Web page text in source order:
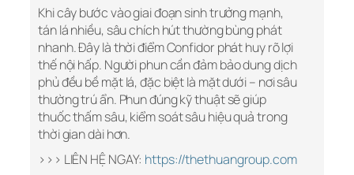
Khi cây bước vào giai đoạn sinh trưởng mạnh,
tán lá nhiều, sâu chích hút thường bùng phát
nhanh. Đây là thời điểm Confidor phát huy rõ lợi
thế nội hấp. Người phun cần đảm bảo dung dịch
phủ đều bề mặt lá, đặc biệt là mặt dưới – nơi sâu
thường trú ẩn. Phun đúng kỹ thuật sẽ giúp
thuốc thấm sâu, kiểm soát sâu hiệu quả trong
thời gian dài hơn.
>>> LIÊN HỆ NGAY: https://thethuangroup.com